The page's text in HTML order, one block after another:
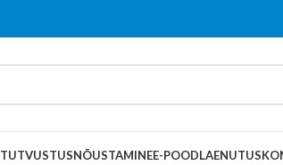
TUTVUSTUSNÕUSTAMINEE-POODLAENUTUS